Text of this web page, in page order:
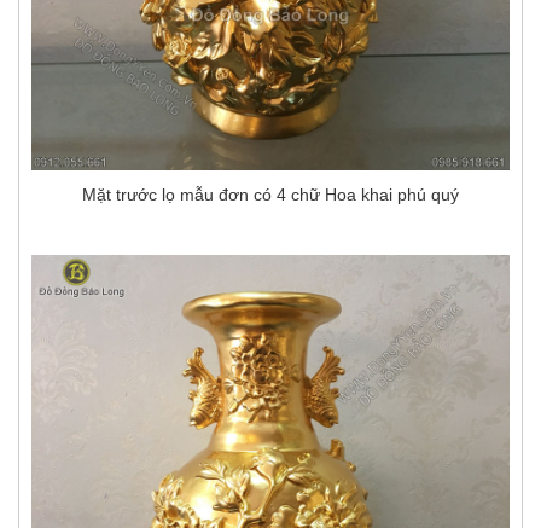
Mặt trước lọ mẫu đơn có 4 chữ Hoa khai phú quý